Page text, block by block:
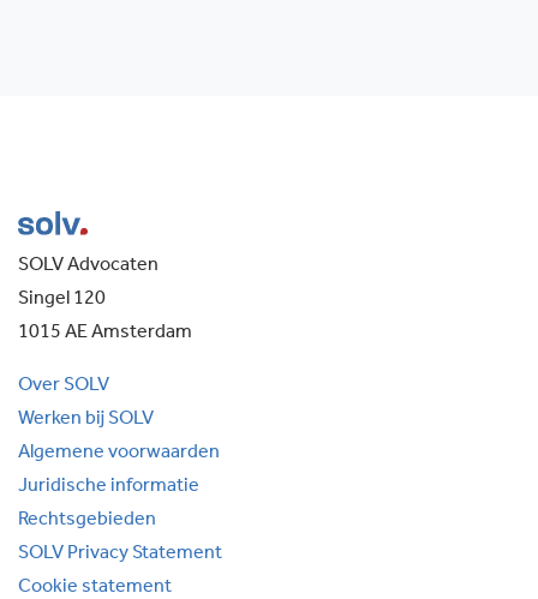
SOLV Advocaten
Singel 120
1015 AE Amsterdam
Over SOLV
Werken bij SOLV
Algemene voorwaarden
Juridische informatie
Rechtsgebieden
SOLV Privacy Statement
Cookie statement